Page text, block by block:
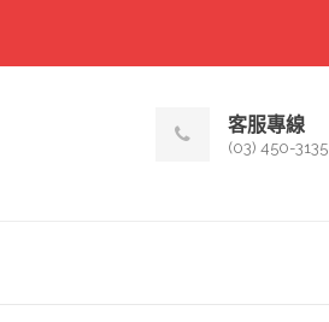
客服專線
(03) 450-3135